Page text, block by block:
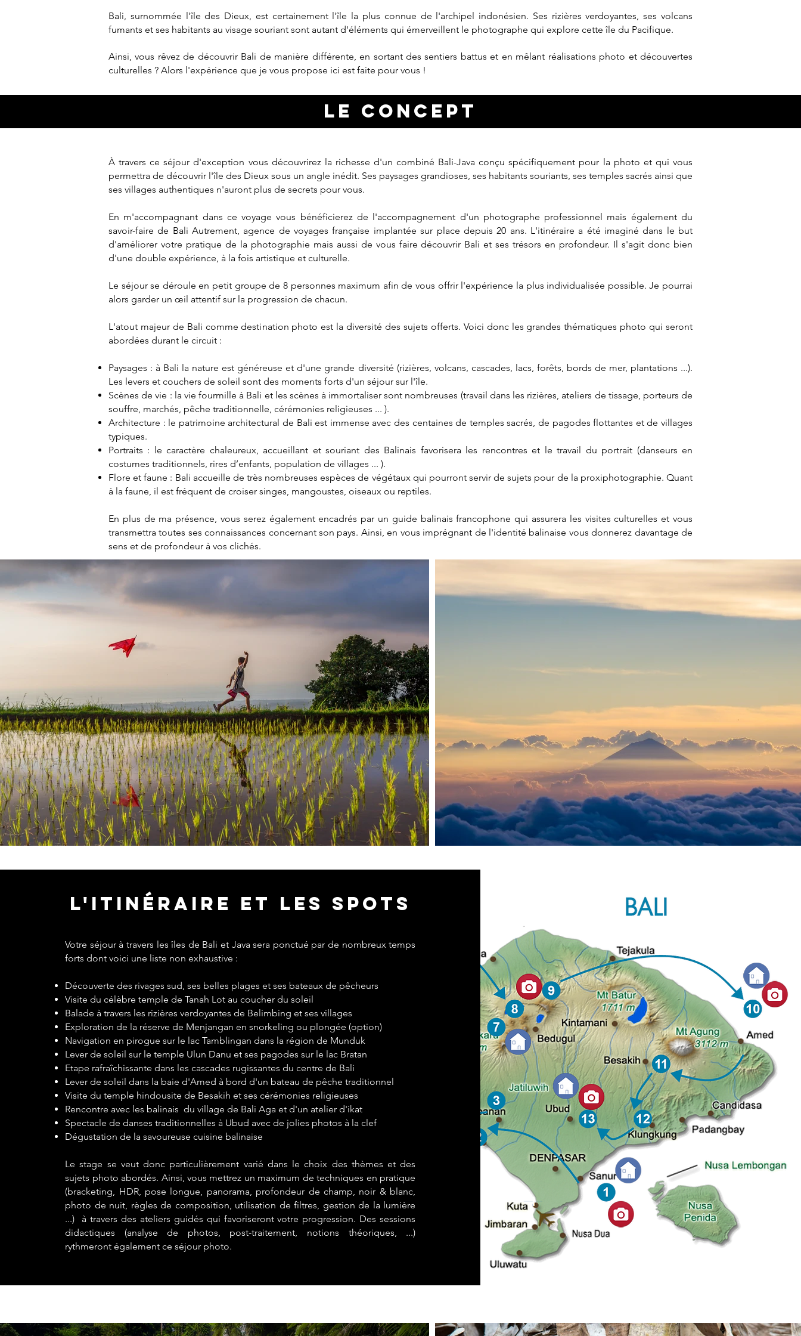
Bali, surnommée l'île des Dieux, est certainement l'île la plus connue de l'archipel indonésien. Ses rizières verdoyantes, ses volcans
fumants et ses habitants au visage souriant sont autant d'éléments qui émerveillent le photographe qui explore cette île du Pacifique.
Ainsi, vous rêvez de découvrir Bali de manière différente, en sortant des sentiers battus et en mêlant réalisations photo et découvertes
culturelles ? Alors l'expérience que je vous propose ici est faite pour vous !
LE CONCEPT
À travers ce séjour d'exception vous découvrirez la richesse d'un combiné Bali-Java conçu spécifiquement pour la photo et qui vous
permettra de découvrir l'île des Dieux sous un angle inédit. Ses paysages grandioses, ses habitants souriants, ses temples sacrés ainsi que
ses villages authentiques n'auront plus de secrets pour vous.
En m'accompagnant dans ce voyage vous bénéficierez de l'accompagnement d'un photographe professionnel mais également du
savoir-faire de Bali Autrement, agence de voyages française implantée sur place depuis 20 ans. L'itinéraire a été imaginé dans le but
d'améliorer votre pratique de la photographie mais aussi de vous faire découvrir Bali et ses trésors en profondeur. Il s'agit donc bien
d'une double expérience, à la fois artistique et culturelle.
Le séjour se déroule en petit groupe de 8 personnes maximum afin de vous offrir l'expérience la plus individualisée possible. Je pourrai
alors garder un œil attentif sur la progression de chacun.
L'atout majeur de Bali comme destination photo est la diversité des sujets offerts. Voici donc les grandes thématiques photo qui seront
abordées durant le circuit :
Paysages : à Bali la nature est généreuse et d'une grande diversité (rizières, volcans, cascades, lacs, forêts, bords de mer, plantations ...).
Les levers et couchers de soleil sont des moments forts d'un séjour sur l'île.
Scènes de vie : la vie fourmille à Bali et les scènes à immortaliser sont nombreuses (travail dans les rizières, ateliers de tissage, porteurs de
souffre, marchés, pêche traditionnelle, cérémonies religieuses ... ).
Architecture : le patrimoine architectural de Bali est immense avec des centaines de temples sacrés, de pagodes flottantes et de villages
typiques.
Portraits : le caractère chaleureux, accueillant et souriant des Balinais favorisera les rencontres et le travail du portrait (danseurs en
costumes traditionnels, rires d’enfants, population de villages ... ).
Flore et faune : Bali accueille de très nombreuses espèces de végétaux qui pourront servir de sujets pour de la proxiphotographie. Quant
à la faune, il est fréquent de croiser singes, mangoustes, oiseaux ou reptiles.
En plus de ma présence, vous serez également encadrés par un guide balinais francophone qui assurera les visites culturelles et vous
transmettra toutes ses connaissances concernant son pays. Ainsi, en vous imprégnant de l'identité balinaise vous donnerez davantage de
sens et de profondeur à vos clichés.
l'itinéraire et les spots
Votre séjour à travers les îles de Bali et Java sera ponctué par de nombreux temps
forts dont voici une liste non exhaustive :
Découverte des rivages sud, ses belles plages et ses bateaux de pêcheurs
Visite du célèbre temple de Tanah Lot au coucher du soleil
Balade à travers les rizières verdoyantes de Belimbing et ses villages
Exploration de la réserve de Menjangan en snorkeling ou plongée (option)
Navigation en pirogue sur le lac Tamblingan dans la région de Munduk
Lever de soleil sur le temple Ulun Danu et ses pagodes sur le lac Bratan
Etape rafraîchissante dans les cascades rugissantes du centre de Bali
Lever de soleil dans la baie d'Amed à bord d'un bateau de pêche traditionnel
Visite du temple hindousite de Besakih et ses cérémonies religieuses
Rencontre avec les balinais du village de Bali Aga et d'un atelier d'ikat
Spectacle de danses traditionnelles à Ubud avec de jolies photos à la clef
Dégustation de la savoureuse cuisine balinaise
Le stage se veut donc particulièrement varié dans le choix des thèmes et des
sujets photo abordés. Ainsi, vous mettrez un maximum de techniques en pratique
(bracketing, HDR, pose longue, panorama, profondeur de champ, noir & blanc,
photo de nuit, règles de composition, utilisation de filtres, gestion de la lumière
...) à travers des ateliers guidés qui favoriseront votre progression. Des sessions
didactiques (analyse de photos, post-traitement, notions théoriques, ...)
rythmeront également ce séjour photo.